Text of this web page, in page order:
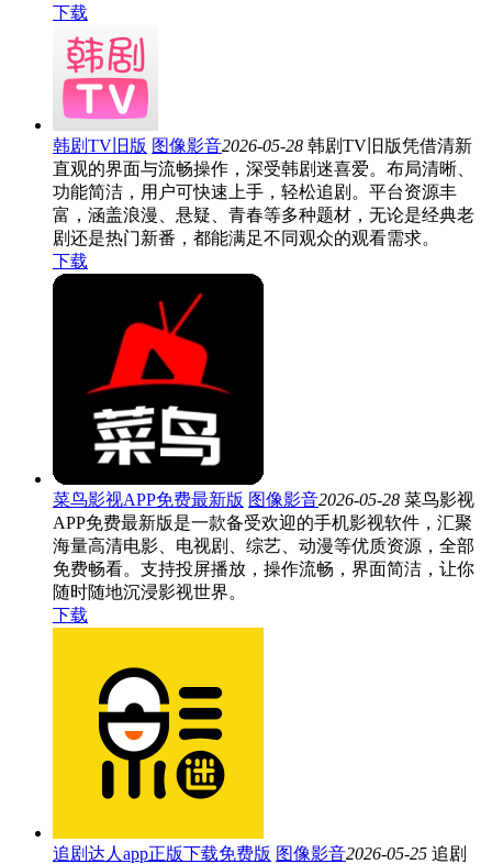
下载
韩剧TV旧版 图像影音2026-05-28 韩剧TV旧版凭借清新
直观的界面与流畅操作，深受韩剧迷喜爱。布局清晰、
功能简洁，用户可快速上手，轻松追剧。平台资源丰
富，涵盖浪漫、悬疑、青春等多种题材，无论是经典老
剧还是热门新番，都能满足不同观众的观看需求。
下载
菜鸟影视APP免费最新版 图像影音2026-05-28 菜鸟影视
APP免费最新版是一款备受欢迎的手机影视软件，汇聚
海量高清电影、电视剧、综艺、动漫等优质资源，全部
免费畅看。支持投屏播放，操作流畅，界面简洁，让你
随时随地沉浸影视世界。
下载
追剧达人app正版下载免费版 图像影音2026-05-25 追剧